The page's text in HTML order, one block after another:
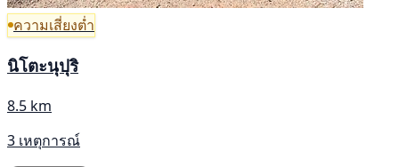
ความเสี่ยงต่ำ
นิโตะนุปุริ
8.5 km
3 เหตุการณ์